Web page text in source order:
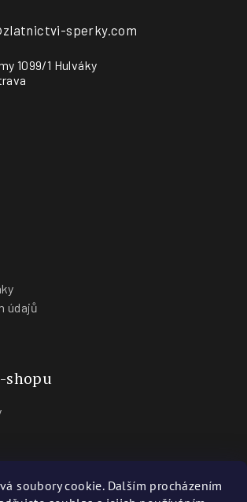
soubory cookie. Dalším procházením
sperky.com
1099/1 Hulváky
údajů
shopu